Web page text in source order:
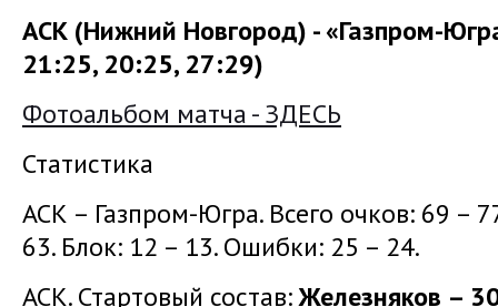
АСК (Нижний Новгород) - «Газпром-
21:25, 20:25, 27:29)
Фотоальбом матча - ЗДЕСЬ
Статистика
АСК – Газпром-Югра. Всего очков: 69 –
63. Блок: 12 – 13. Ошибки: 25 – 24.
АСК. Стартовый состав:Железняков –